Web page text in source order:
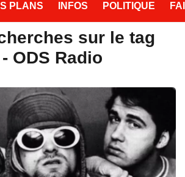
PLANS INFOS POLITIQUE
sur le tag
ODS Radio